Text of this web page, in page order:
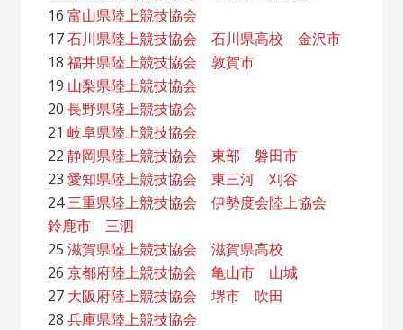
16富山県陸上競技協会
17石川県陸上競技協会 石川県高校
金沢市
18福井県陸上競技協会
敦賀市
19 山梨県陸上競技協会
20長野県陸上競技協会
21岐阜県陸上競技協会
22静岡県陸上競技協会 東部
磐田市
23愛知県陸上競技協会 東三河
刈谷
24三重県陸上競技協会
伊勢度会陸上協会
鈴鹿市
三泗
25滋賀県陸上競技協会
滋賀県高校
26京都府陸上競技協会 亀山市
山城
27 大阪府陸上競技協会 堺市
吹田
28兵庫県陸上競技協会